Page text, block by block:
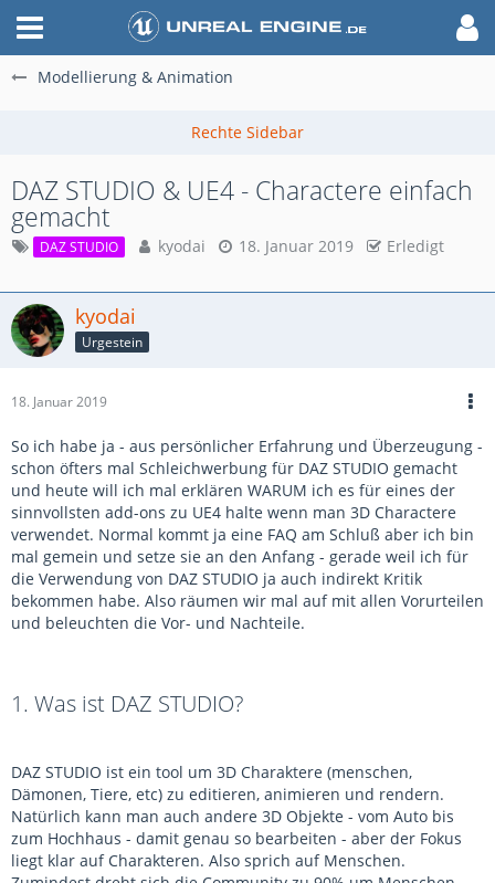
Modellierung & Animation
DAZ STUDIO & UE4 - Charactere einfach
gemacht
DAZ STUDIO kyodai 18. Januar 2019 Erledigt
kyodai
Urgestein
18. Januar 2019
So ich habe ja - aus persönlicher Erfahrung und Überzeugung -
schon öfters mal Schleichwerbung für DAZ STUDIO gemacht
und heute will ich mal erklären WARUM ich es für eines der
sinnvollsten add-ons zu UE4 halte wenn man 3D Charactere
verwendet. Normal kommt ja eine FAQ am Schluß aber ich bin
mal gemein und setze sie an den Anfang - gerade weil ich für
die Verwendung von DAZ STUDIO ja auch indirekt Kritik
bekommen habe. Also räumen wir mal auf mit allen Vorurteilen
und beleuchten die Vor- und Nachteile.
1. Was ist DAZ STUDIO?
DAZ STUDIO ist ein tool um 3D Charaktere (menschen,
Dämonen, Tiere, etc) zu editieren, animieren und rendern.
Natürlich kann man auch andere 3D Objekte - vom Auto bis
zum Hochhaus - damit genau so bearbeiten - aber der Fokus
liegt klar auf Charakteren. Also sprich auf Menschen.